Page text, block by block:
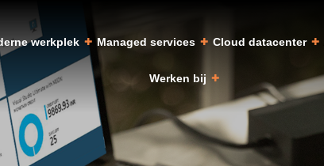
werkplek Managed services Cloud datacenter
Werken bij